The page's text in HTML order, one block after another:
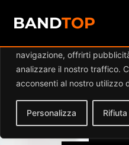
Diamo valore alla tua
navigazione, offrirti
analizzare il nostro traffico.
acconsenti al nostro utilizzo
Personalizza
BANDTOP